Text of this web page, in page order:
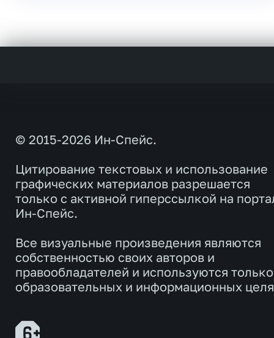
© 2015-2026 Ин-Спейс.
Цитирование текстовых и использование
графических материалов разрешается
только с активной гиперссылкой на
Ин-Спейс.
Все визуальные произведения являются
собственностью своих авторов и
правообладателей и используются
образовательных и информационных